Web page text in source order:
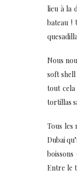
lieu à la
bateau !
Nous
soft
tout cela
tortillas
Tous les
Dubai
Entre le